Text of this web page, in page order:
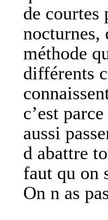
de courtes
nocturnes,
méthode
différents
c’est
aussi
d abattre
faut qu on
On n as